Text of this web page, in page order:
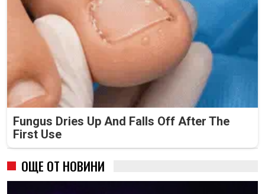
Fungus Dries Up And Falls Off After The
First Use
ОЩЕ ОТ НОВИНИ